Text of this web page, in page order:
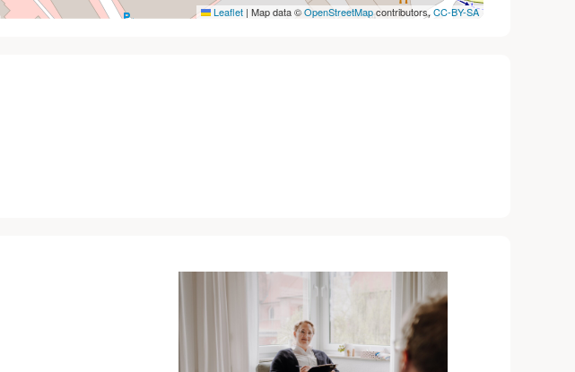
Leaflet | Map data ©OpenStreetMapcontributors,CC-BY-SA